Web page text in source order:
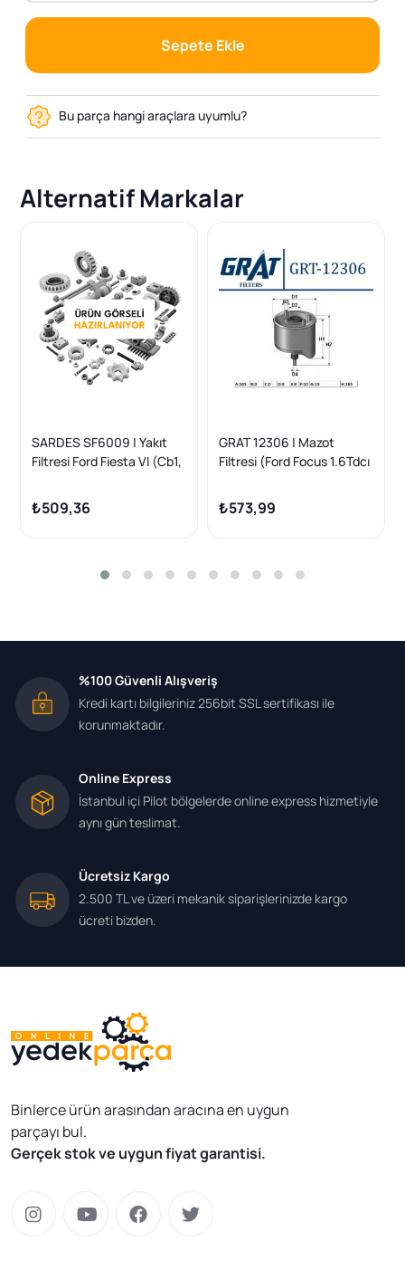
Sepete Ekle
Bu parça hangi araçlara uyumlu?
Alternatif Markalar
SARDES SF6009 | Yakıt
Filtresi Ford Fiesta VI (Cb1,
TDCI
₺509,36
GRAT 12306 | Mazot
Filtresi (Ford Focus 1.6Tdcı
Partner Citroen C-Elysee
C3 C4 C5 Berlingo 1.6 HDI)
₺573,99
%100 Güvenli Alışveriş
Kredi kartı bilgileriniz 256bit SSL sertifikası ile
korunmaktadır.
Online Express
İstanbul içi Pilot bölgelerde online express hizmetiyle
aynı gün teslimat.
Ücretsiz Kargo
2.500 TL ve üzeri mekanik siparişlerinizde kargo
ücreti bizden.
Binlerce ürün arasından aracına en uygun
parçayı bul.
Gerçek stok ve uygun fiyat garantisi.